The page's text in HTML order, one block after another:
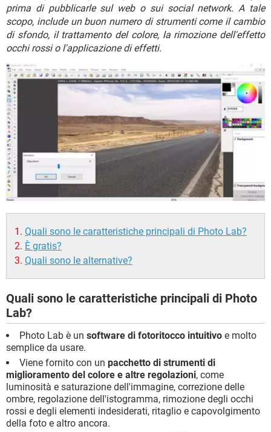
TIKTOK FACEBOOK
HARDWARE
prima di pubblicarle sul web o sui social network. A tale
scopo, include un buon numero di strumenti come il cambio
di sfondo, il trattamento del colore, la rimozione dell'effetto
occhi rossi o l'applicazione di effetti.
Quali sono le caratteristiche principali di Photo Lab?
È gratis?
Quali sono le alternative?
Quali sono le caratteristiche principali di Photo
Lab?
Photo Lab è un software di fotoritocco intuitivo e molto
semplice da usare.
Viene fornito con un pacchetto di strumenti di
miglioramento del colore e altre regolazioni, come
luminosità e saturazione dell'immagine, correzione delle
ombre, regolazione dell'istogramma, rimozione degli occhi
rossi e degli elementi indesiderati, ritaglio e capovolgimento
della foto e altro ancora.